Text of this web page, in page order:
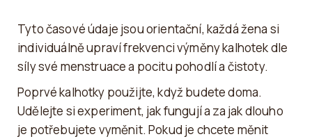
Tyto časové údaje jsou orientační, každá žena si
individuálně upraví frekvenci výměny kalhotek dle
síly své menstruace a pocitu pohodlí a čistoty.
Poprvé kalhotky použijte, když budete doma.
Udělejte si experiment, jak fungují a za jak dlouho
je potřebujete vyměnit. Pokud je chcete měnit